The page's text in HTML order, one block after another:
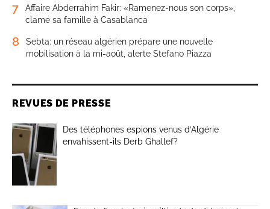
7
Affaire Abderrahim Fakir: «Ramenez-nous son corps»,
clame sa famille à Casablanca
8
Sebta: un réseau algérien prépare une nouvelle
mobilisation à la mi-août, alerte Stefano Piazza
REVUES DE PRESSE
Des téléphones espions venus d’Algérie
envahissent-ils Derb Ghallef?